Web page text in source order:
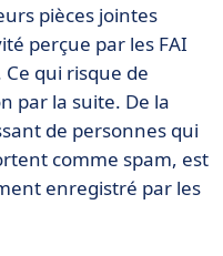
pièces jointes
perçue par les FAI
qui risque de
par la suite. De la
de personnes qui
comme spam, est
enregistré par les